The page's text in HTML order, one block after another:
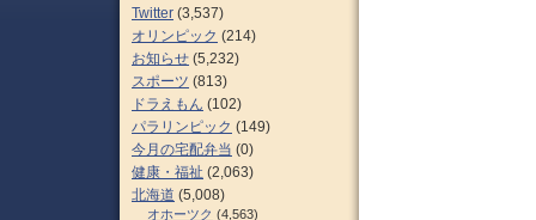
Twitter (3,537)
オリンピック (214)
お知らせ (5,232)
スポーツ (813)
ドラえもん (102)
パラリンピック (149)
今月の宅配弁当 (0)
健康・福祉 (2,063)
北海道 (5,008)
オホーツク (4,563)